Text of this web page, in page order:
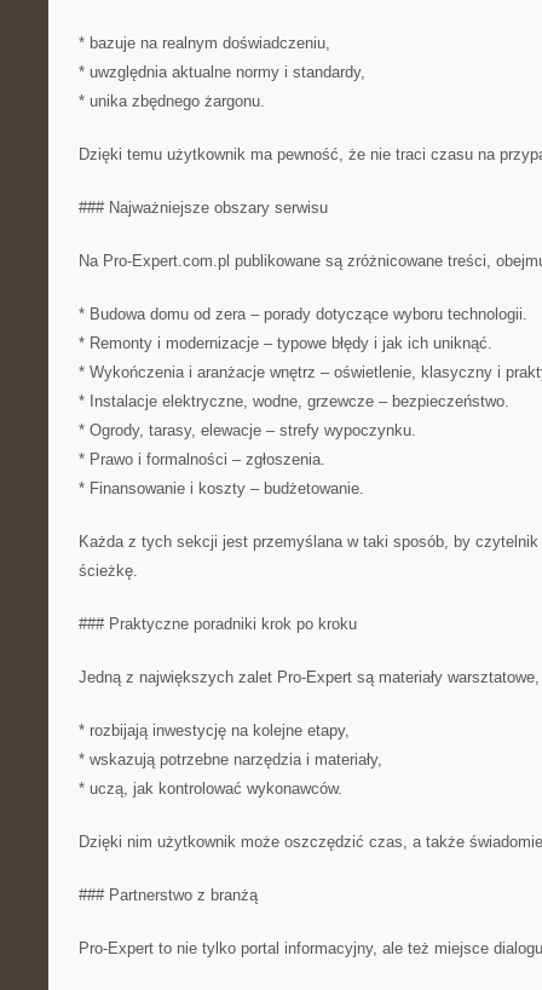
* bazuje na realnym doświadczeniu,
* uwzględnia aktualne normy i standardy,
* unika zbędnego żargonu.
Dzięki temu użytkownik ma pewność, że nie traci czasu na
### Najważniejsze obszary serwisu
Na Pro-Expert.com.pl publikowane są zróżnicowane treści,
* Budowa domu od zera – porady dotyczące wyboru technologii.
* Remonty i modernizacje – typowe błędy i jak ich uniknąć.
* Wykończenia i aranżacje wnętrz – oświetlenie, klasyczny i
* Instalacje elektryczne, wodne, grzewcze – bezpieczeństwo.
* Ogrody, tarasy, elewacje – strefy wypoczynku.
* Prawo i formalności – zgłoszenia.
* Finansowanie i koszty – budżetowanie.
Każda z tych sekcji jest przemyślana w taki sposób, by czytelnik
ścieżkę.
### Praktyczne poradniki krok po kroku
Jedną z największych zalet Pro-Expert są materiały
* rozbijają inwestycję na kolejne etapy,
* wskazują potrzebne narzędzia i materiały,
* uczą, jak kontrolować wykonawców.
Dzięki nim użytkownik może oszczędzić czas, a także
### Partnerstwo z branżą
Pro-Expert to nie tylko portal informacyjny, ale też miejsce